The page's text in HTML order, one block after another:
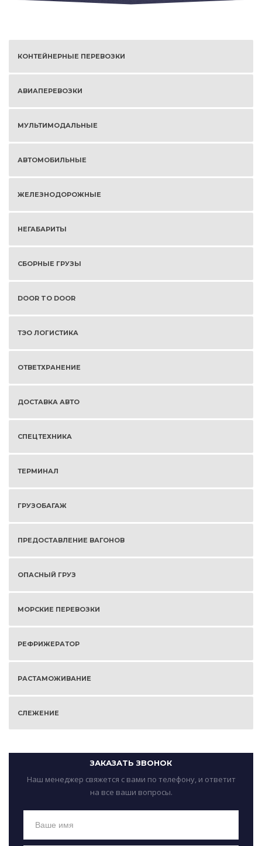
КОНТЕЙНЕРНЫЕ ПЕРЕВОЗКИ
АВИАПЕРЕВОЗКИ
МУЛЬТИМОДАЛЬНЫЕ
АВТОМОБИЛЬНЫЕ
ЖЕЛЕЗНОДОРОЖНЫЕ
НЕГАБАРИТЫ
СБОРНЫЕ ГРУЗЫ
DOOR TO DOOR
ТЭО ЛОГИСТИКА
ОТВЕТХРАНЕНИЕ
ДОСТАВКА АВТО
СПЕЦТЕХНИКА
ТЕРМИНАЛ
ГРУЗОБАГАЖ
ПРЕДОСТАВЛЕНИЕ ВАГОНОВ
ОПАСНЫЙ ГРУЗ
МОРСКИЕ ПЕРЕВОЗКИ
РЕФРИЖЕРАТОР
РАСТАМОЖИВАНИЕ
СЛЕЖЕНИЕ
ЗАКАЗАТЬ ЗВОНОК
Наш менеджер свяжется с вами по телефону, и ответит
на все ваши вопросы.